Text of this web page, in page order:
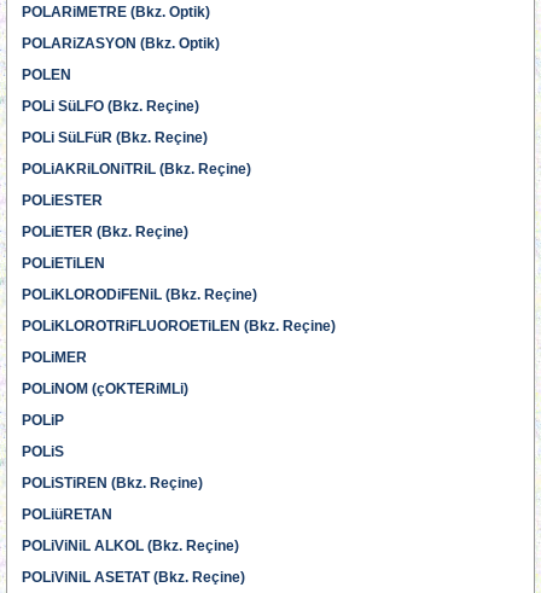
POLARiMETRE (Bkz. Optik)
POLARiZASYON (Bkz. Optik)
POLEN
POLi SüLFO (Bkz. Reçine)
POLi SüLFüR (Bkz. Reçine)
POLiAKRiLONiTRiL (Bkz. Reçine)
POLiESTER
POLiETER (Bkz. Reçine)
POLiETiLEN
POLiKLORODiFENiL (Bkz. Reçine)
POLiKLOROTRiFLUOROETiLEN (Bkz. Reçine)
POLiMER
POLiNOM (çOKTERiMLi)
POLiP
POLiS
POLiSTiREN (Bkz. Reçine)
POLiüRETAN
POLiViNiL ALKOL (Bkz. Reçine)
POLiViNiL ASETAT (Bkz. Reçine)